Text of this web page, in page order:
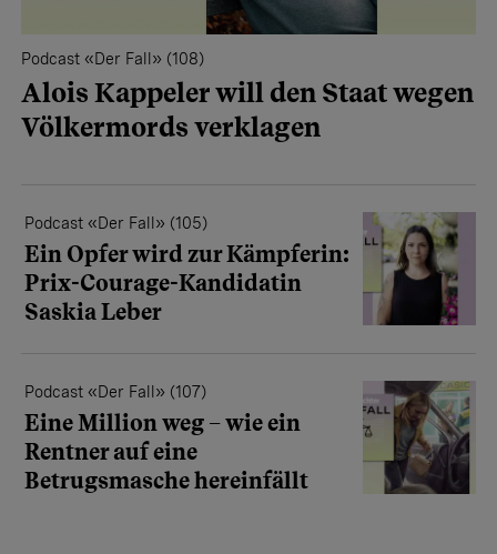
Podcast «Der Fall» (108)
Alois Kappeler will den Staat wegen
Völkermords verklagen
Podcast «Der Fall» (105)
Ein Opfer wird zur Kämpferin:
Prix-Courage-Kandidatin
Saskia Leber
Podcast «Der Fall» (107)
Eine Million weg – wie ein
Rentner auf eine
Betrugsmasche hereinfällt